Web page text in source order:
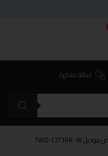
اسئلة متكررة